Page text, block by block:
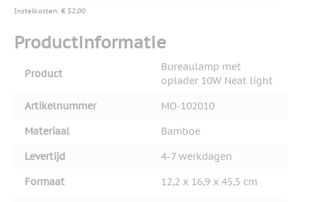
Instelkosten: € 52,00
Productinformatie
Product
Bureaulamp met
oplader 10W Neat light
Artikelnummer
MO-102010
Materiaal
Bamboe
Levertijd
4-7 werkdagen
Formaat
12,2 x 16,9 x 45,5 cm